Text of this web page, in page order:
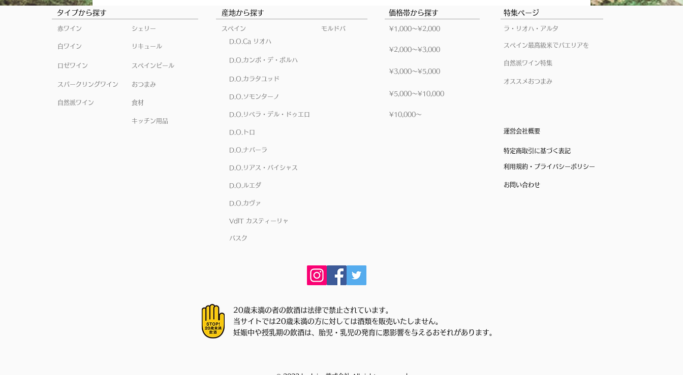
タイプから探す
赤ワイン シェリー
白ワイン リキュール
ロゼワイン スペインビール
スパークリングワイン おつまみ
自然派ワイン 食材
キッチン用品
産地から探す 価格帯から探す
スペイン モルドバ ​¥1,000～¥2,000
D.O.Ca リオハ
D.O.カンポ・デ・ボルハ
D.O.カラタユッド
​¥2,000～¥3,000
​¥3,000～¥5,000
D.O.ソモンターノ ​¥5,000～¥10,000
D.O.リベラ・デル・ドゥエロ ​¥10,000～
D.O.トロ
D.O.ナバーラ
特集ページ
ラ・リオハ・アルタ
スペイン最高級米でパエリアを
自然派ワイン特集
オススメおつまみ
特定商取引に基づく表記
D.O.リアス・バイシャス
D.O.ルエダ
D.O.カヴァ
VdIT カスティーリャ
バスク
20歳未満の者の飲酒は法律で禁止されています。
当サイトでは20歳未満の方に対しては酒類を販売いたしません。
妊娠中や授乳期の飲酒は、胎児・乳児の発育に悪影響を与えるおそれがあります。
運営会社概要
お問い合わせ
利用規約・プライバシーポリシー